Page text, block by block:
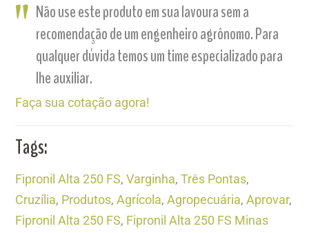
Não use este produto em sua lavoura sem a
recomendação de um engenheiro agrônomo. Para
qualquer dúvida temos um time especializado para
lhe auxiliar.
Faça sua cotação agora!
Tags:
Fipronil Alta 250 FS,Varginha,Três Pontas,
Cruzília, Produtos,Agrícola,Agropecuária,Aprovar,
Fipronil Alta 250 FS, Fipronil Alta 250 FS Minas